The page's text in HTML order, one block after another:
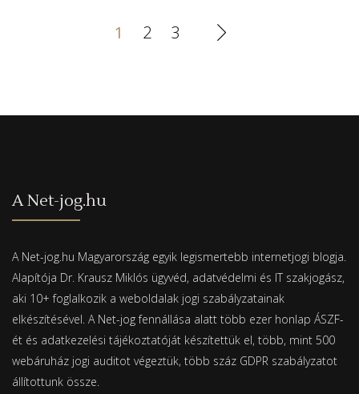
1 2 3
A Net-jog.hu
A Net-jog.hu Magyarország egyik legismertebb internetjogi blogja.
Alapítója Dr. Krausz Miklós ügyvéd, adatvédelmi és IT szakjogász,
aki 10+ foglalkozik a weboldalak jogi szabályzatainak
elkészítésével. A Net-jog fennállása alatt több ezer honlap ÁSZF-
ét és adatkezelési tájékoztatóját készítettük el, több, mint 500
webáruház jogi auditot végeztük, több száz GDPR szabályzatot
állítottunk össze.